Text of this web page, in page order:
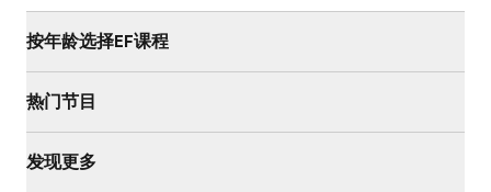
按年龄选择EF课程
热门节目
发现更多